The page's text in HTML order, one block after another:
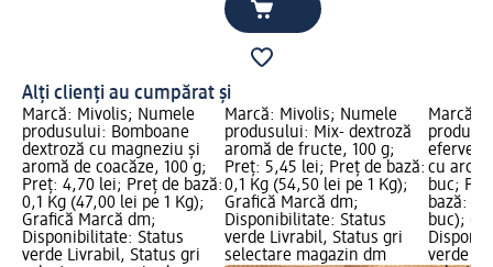
Alți clienți au cumpărat și
Marcă: Mivolis; Numele
produsului: Bomboane
dextroză cu magneziu și
aromă de coacăze, 100 g;
Preț: 4,70 lei; Preț de bază:
0,1 Kg (47,00 lei pe 1 Kg);
Grafică Marcă dm;
Disponibilitate: Status
verde Livrabil, Status gri
Marcă: Mivolis; Numele
produsului: Mix- dextroză
aromă de fructe, 100 g;
Preț: 5,45 lei; Preț de bază:
0,1 Kg (54,50 lei pe 1 Kg);
Grafică Marcă dm;
Disponibilitate: Status
verde Livrabil, Status gri
selectare magazin dm
Marcă:
cu
buc;
bază: 10
buc);
verde